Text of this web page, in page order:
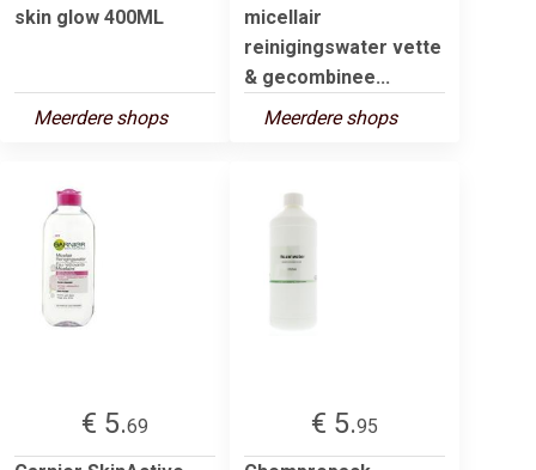
skin glow 400ML
Meerdere shops
micellair
reinigingswater vette
& gecombinee...
Meerdere shops
€ 5.69
€ 5.95